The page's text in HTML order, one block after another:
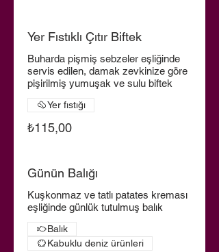
Yer Fıstıklı Çıtır Biftek
Buharda pişmiş sebzeler eşliğinde
servis edilen, damak zevkinize göre
pişirilmiş yumuşak ve sulu biftek
₺115,00
Yer fıstığı
Günün Balığı
Kuşkonmaz ve tatlı patates kreması
eşliğinde günlük tutulmuş balık
Balık
Kabuklu deniz ürünleri